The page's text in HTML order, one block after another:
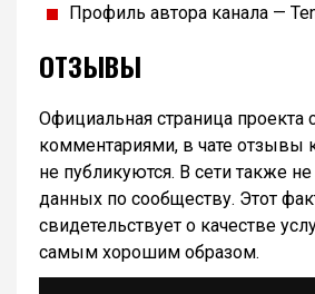
Профиль автора канала —
ОТЗЫВЫ
Официальная страница
комментариями, в чате отзывы
не публикуются. В сети также
данных по сообществу. Этот
свидетельствует о качестве
самым хорошим образом.